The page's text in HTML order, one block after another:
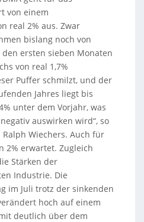
von einem
real 2% aus. Zwar
bislang noch von
ersten sieben Monaten
von real 1,7%
Puffer schmilzt, und der
Jahres liegt bis
unter dem Vorjahr, was
auswirken wird“, so
Ralph Wiechers. Auch für
2% erwartet. Zugleich
Stärken der
Industrie. Die
im Juli trotz der sinkenden
hoch auf einem
deutlich über dem